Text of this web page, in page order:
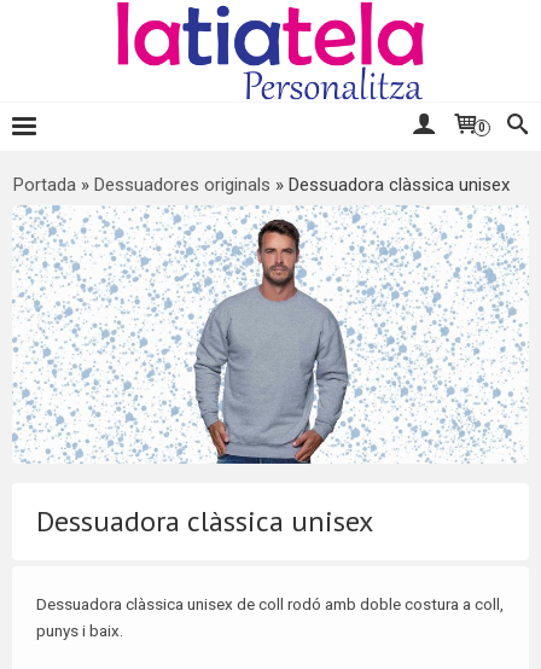
0
Portada » Dessuadores originals » Dessuadora clàssica unisex
Dessuadora clàssica unisex
Dessuadora clàssica unisex decoll rodó amb doblecostura a coll,
punysibaix.